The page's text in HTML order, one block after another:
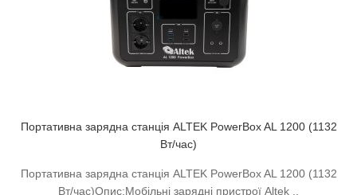
Портативна зарядна станція ALTEK PowerBox AL 1200 (1132
Вт/час)
Портативна зарядна станція ALTEK PowerBox AL 1200 (1132
Вт/час)Опис:Мобільні зарядні пристрої Altek ..